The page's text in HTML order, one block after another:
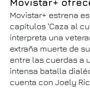
Movistar+ estrena
capítulos 'Caza al
interpreta una
extraña muerte de
entre las cuerdas a
intensa batalla
cuenta con Joely